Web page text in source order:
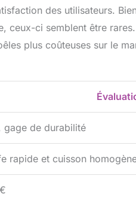
des utilisateurs.
ceux-ci semblent être
plus coûteuses sur le
gage de durabilité
rapide et cuisson